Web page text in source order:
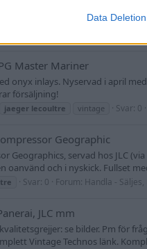
Data Deletion
att sälja av en del klockor som
Köpt av mig hos
Master Mariner
onyx inlays. Nyservad i april
försäljning!
jaeger lecoultre vintage Svar: 0
Geographic
Geographics, servad hos JLC
oanvänd och i nyskick. Fullset
Svar: 0 Forum: Handla - Säljes,
JLC mm
se bilder. Pm för
Vintage Technos länk.